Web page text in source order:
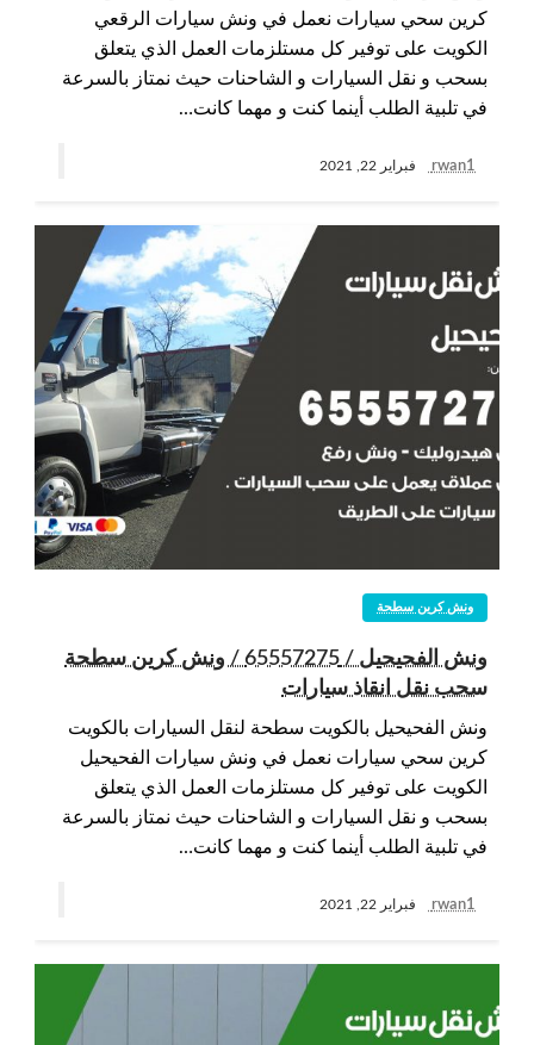
كرين سحي سيارات نعمل في ونش سيارات الرقعي
الكويت على توفير كل مستلزمات العمل الذي يتعلق
بسحب و نقل السيارات و الشاحنات حيث نمتاز بالسرعة
في تلبية الطلب أينما كنت و مهما كانت…
rwan1 فبراير 22, 2021
ونش كرين سطحة
ونش الفحيحيل / 65557275 / ونش كرين سطحة
سحب نقل انقاذ سيارات
ونش الفحيحيل بالكويت سطحة لنقل السيارات بالكويت
كرين سحي سيارات نعمل في ونش سيارات الفحيحيل
الكويت على توفير كل مستلزمات العمل الذي يتعلق
بسحب و نقل السيارات و الشاحنات حيث نمتاز بالسرعة
في تلبية الطلب أينما كنت و مهما كانت…
rwan1 فبراير 22, 2021